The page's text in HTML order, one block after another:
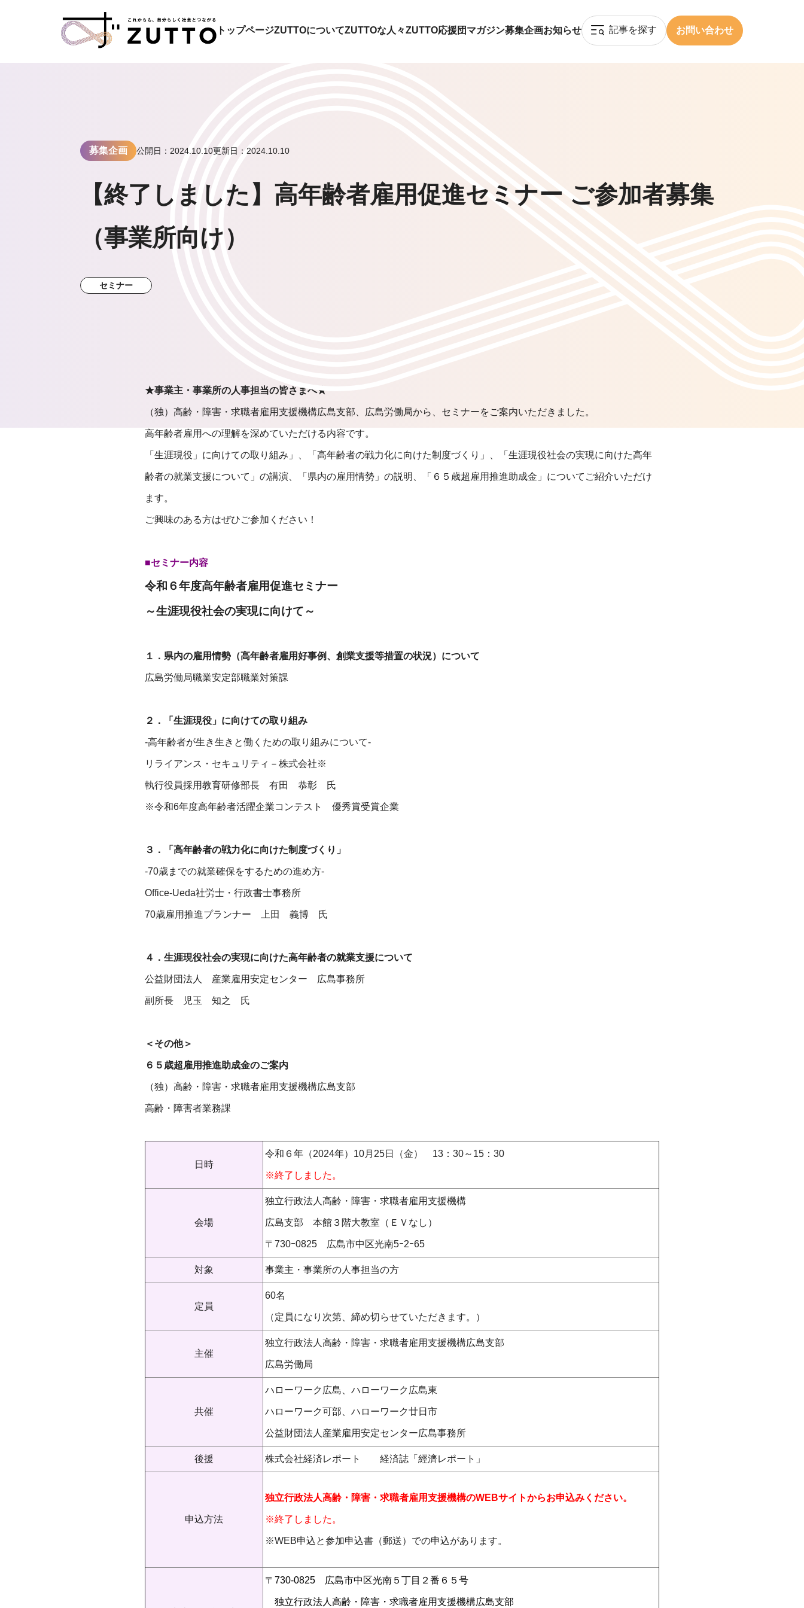
トップページZUTTOについてZUTTOな人々ZUTTO応援団 マガジン募集企画お知らせ 記事を探す お問い合わせ
募集企画 公開日：2024.10.10更新日：2024.10.10
【終了しました】高年齢者雇用促進セミナー ご参加者募集
（事業所向け）
セミナー
★事業主・事業所の人事担当の皆さまへ★
（独）高齢・障害・求職者雇用支援機構広島支部、広島労働局から、セミナーをご案内いただきました。
高年齢者雇用への理解を深めていただける内容です。
「生涯現役」に向けての取り組み」、「高年齢者の戦力化に向けた制度づくり」、「生涯現役社会の実現に向けた高年
齢者の就業支援について」の講演、「県内の雇用情勢」の説明、「６５歳超雇用推進助成金」についてご紹介いただけ
ます。
ご興味のある方はぜひご参加ください！
■セミナー内容
令和６年度高年齢者雇用促進セミナー
～生涯現役社会の実現に向けて～
１．県内の雇用情勢（高年齢者雇用好事例、創業支援等措置の状況）について
広島労働局職業安定部職業対策課
２．「生涯現役」に向けての取り組み
-高年齢者が生き生きと働くための取り組みについて-
リライアンス・セキュリティ－株式会社※
執行役員採用教育研修部長 有田 恭彰 氏
※令和6年度高年齢者活躍企業コンテスト 優秀賞受賞企業
３．「高年齢者の戦力化に向けた制度づくり」
-70歳までの就業確保をするための進め方-
Office-Ueda社労士・行政書士事務所
70歳雇用推進プランナー 上田 義博 氏
４．生涯現役社会の実現に向けた高年齢者の就業支援について
公益財団法人 産業雇用安定センター 広島事務所
副所長 児玉 知之 氏
＜その他＞
６５歳超雇用推進助成金のご案内
（独）高齢・障害・求職者雇用支援機構広島支部
高齢・障害者業務課
日時
令和６年（2024年）10月25日（金） 13：30～15：30
※終了しました。
会場
独立行政法人高齢・障害・求職者雇用支援機構
広島支部 本館３階大教室（ＥＶなし）
〒730ｰ0825 広島市中区光南5ｰ2ｰ65
対象 事業主・事業所の人事担当の方
定員
60名
（定員になり次第、締め切らせていただきます。）
主催
独立行政法人高齢・障害・求職者雇用支援機構広島支部
広島労働局
共催
ハローワーク広島、ハローワーク広島東
ハローワーク可部、ハローワーク廿日市
公益財団法人産業雇用安定センター広島事務所
後援 株式会社経済レポート 経済誌「經濟レポート」
申込方法
独立行政法人高齢・障害・求職者雇用支援機構のWEBサイトからお申込みください。
※終了しました。
※WEB申込と参加申込書（郵送）での申込があります。
〒730-0825 広島市中区光南５丁目２番６５号
独立行政法人高齢・障害・求職者雇用支援機構広島支部